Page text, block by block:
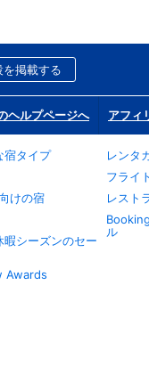
を掲載する
ヘルプページへ アフィ
宿タイプ
けの宿
シーズンのセー
Awards
レンタ
フライ
レスト
ル